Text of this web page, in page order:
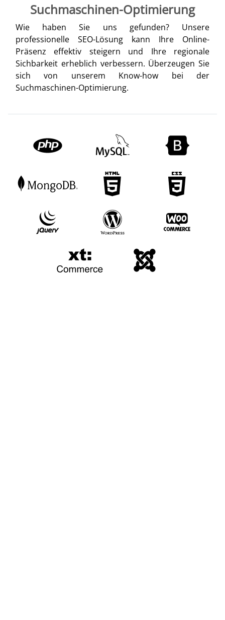
Suchmaschinen-Optimierung
Wie haben Sie uns gefunden? Unsere
professionelle SEO-Lösung kann Ihre Online-
Präsenz effektiv steigern und Ihre regionale
Sichbarkeit erheblich verbessern. Überzeugen Sie
sich von unserem Know-how bei der
Suchmaschinen-Optimierung.